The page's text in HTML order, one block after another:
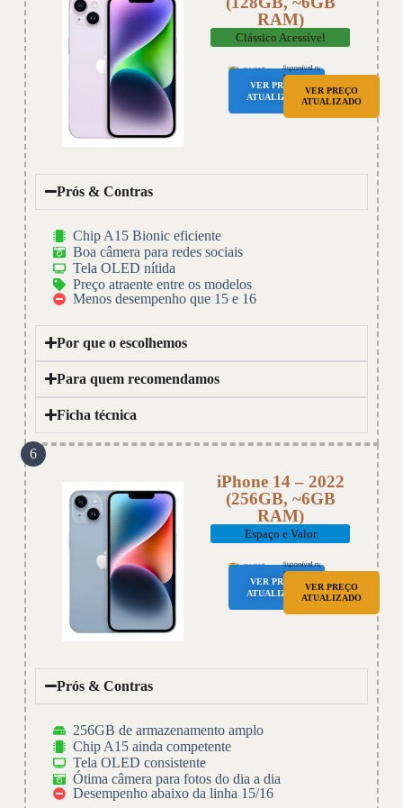
RAM)
Clássico Acessível
VER PREÇO
ATUALIZADO
VER PREÇO
ATUALIZADO
Prós & Contras
Chip A15 Bionic eficiente
Boa câmera para redes sociais
Tela OLED nítida
Preço atraente entre os modelos
Menos desempenho que 15 e 16
Por que o escolhemos
Para quem recomendamos
Ficha técnica
6
iPhone 14 – 2022
(256GB, ~6GB
RAM)
Espaço e Valor
VER PREÇO
ATUALIZADO
VER PREÇO
ATUALIZADO
Prós & Contras
256GB de armazenamento amplo
Chip A15 ainda competente
Tela OLED consistente
Ótima câmera para fotos do dia a dia
Desempenho abaixo da linha 15/16